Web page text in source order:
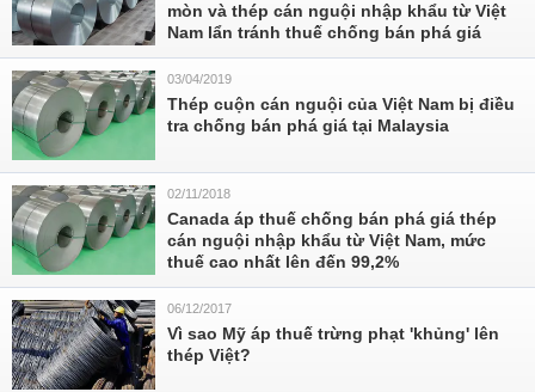
mòn và thép cán nguội nhập khẩu từ Việt
Nam lẩn tránh thuế chống bán phá giá
03/04/2019
Thép cuộn cán nguội của Việt Nam bị điều
tra chống bán phá giá tại Malaysia
02/11/2018
Canada áp thuế chống bán phá giá thép
cán nguội nhập khẩu từ Việt Nam, mức
thuế cao nhất lên đến 99,2%
06/12/2017
Vì sao Mỹ áp thuế trừng phạt 'khủng' lên
thép Việt?